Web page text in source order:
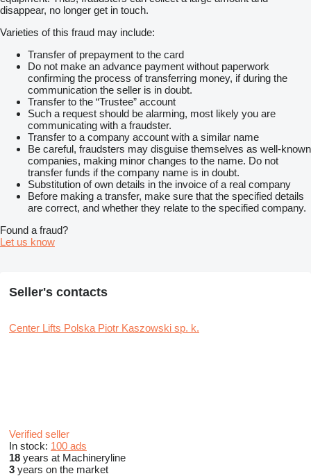
oryginalnych części renomowanych producentów a także
tańsze zamienniki w pełni funkcjonalne i niezawodne
Zapewniamy profesjonalne doradztwo w zakresie dopasowania
maszyn indywidualnie do potrzeb naszych klientów.
Oferujemy w pełni sprawne urządzenia gdyż wszystkie nasze
urządzenia przed sprzedażą na zlecenie klienta poddawane są
szczegółowej weryfikacji i wymaganym naprawom przez
naszych fachowców. Sprawność techniczna naszych urządzeń
zostaje potwierdzona i udokumentowana przez Inspekcję
Urzędu Dozoru Technicznego.
Za nami duże grono zadowolonych klientów z całej Polski oraz
Europy.
Więcej informacji pod numerem telefonu
+48500.076.333
Niniejsze ogłoszenie jest wyłącznie informacją handlową i nie
nieaktualność ogłoszenia.
Nota ta została zawarta ze względu na możliwość nie
disappear, no longer get in touch.
Varieties of this fraud may include:
Transfer of prepayment to the card
Do not make an advance payment without paperwork
confirming the process of transferring money, if during the
communication the seller is in doubt.
Transfer to the “Trustee” account
Such a request should be alarming, most likely you are
communicating with a fraudster.
Transfer to a company account with a similar name
Be careful, fraudsters may disguise themselves as well-known
companies, making minor changes to the name. Do not
transfer funds if the company name is in doubt.
Substitution of own details in the invoice of a real company
Before making a transfer, make sure that the specified details
are correct, and whether they relate to the specified company.
Found a fraud?
Let us know
Seller's contacts
Center Lifts Polska Piotr Kaszowski sp. k.
Verified seller
In stock: 100 ads
18 years at Machineryline
3 years on the market